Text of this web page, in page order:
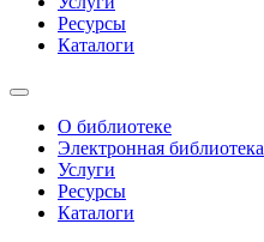
Ресурсы
Каталоги
О библиотеке
Электронная библиотека
Услуги
Ресурсы
Каталоги